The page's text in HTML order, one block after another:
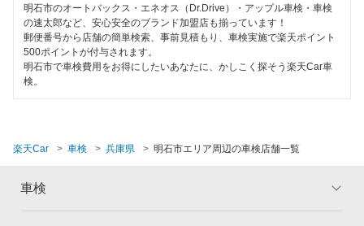
多可郡
高砂市
豊岡市
明石市のオートバックス・エネオス（Dr.Drive）・アップル車検・車検
の速太郎など、安心安全のブランド加盟店も揃っています！
郵便番号から店舗の簡単検索、事前見積もり、車検実施で楽天ポイント
500ポイントが付与されます。
明石市で車検費用をお得にしたいあなたに、かしこく探そう楽天Car車
検。
楽天Car 車検 兵庫県 明石市エリア周辺の車検店舗一覧
車検